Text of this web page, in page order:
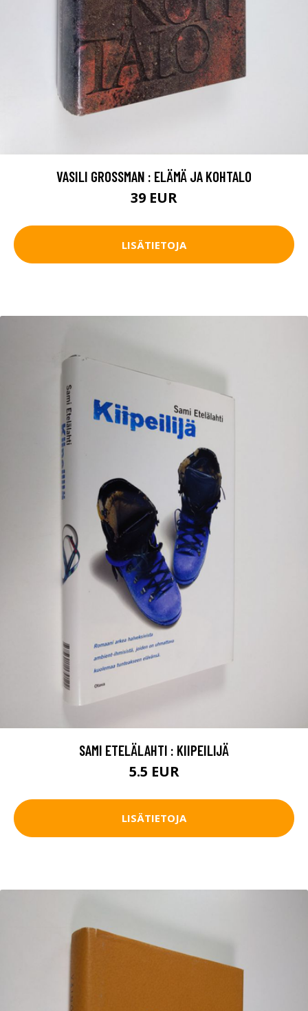
VASILI GROSSMAN : ELÄMÄ JA KOHTALO
39 EUR
LISÄTIETOJA
SAMI ETELÄLAHTI : KIIPEILIJÄ
5.5 EUR
LISÄTIETOJA